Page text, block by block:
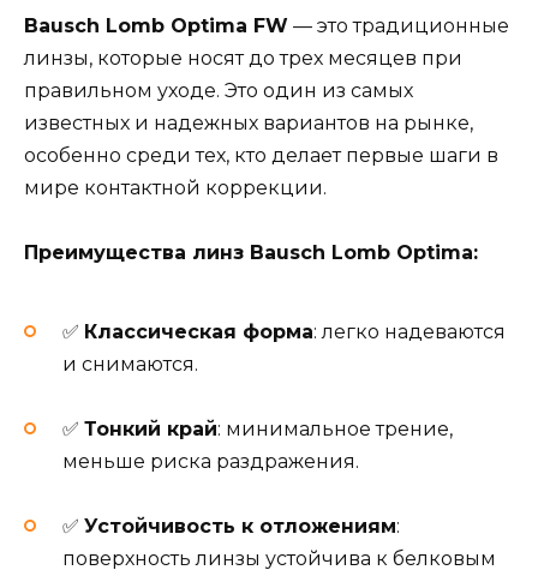
Bausch Lomb Optima FW — это традиционные
линзы, которые носят до трех месяцев при
правильном уходе. Это один из самых
известных и надежных вариантов на рынке,
особенно среди тех, кто делает первые шаги в
мире контактной коррекции.
Преимущества линз Bausch Lomb Optima:
✅ Классическая форма: легко надеваются
и снимаются.
✅ Тонкий край: минимальное трение,
меньше риска раздражения.
✅ Устойчивость к отложениям:
поверхность линзы устойчива к белковым